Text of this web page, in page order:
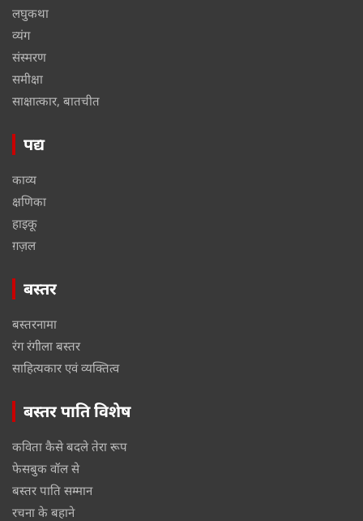
लघुकथा
व्यंग
संस्मरण
समीक्षा
साक्षात्कार, बातचीत
पद्य
काव्य
क्षणिका
हाइकू
ग़ज़ल
बस्तर
बस्तरनामा
रंग रंगीला बस्तर
साहित्यकार एवं व्यक्तित्व
बस्तर पाति विशेष
कविता कैसे बदले तेरा रूप
फेसबुक वॉल से
बस्तर पाति सम्मान
रचना के बहाने